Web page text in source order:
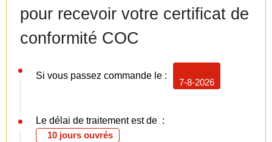
pour recevoir votre certificat de
conformité COC
Si vous passez commande le :
7-8-2026
Le délai de traitement est de :
10 jours ouvrés